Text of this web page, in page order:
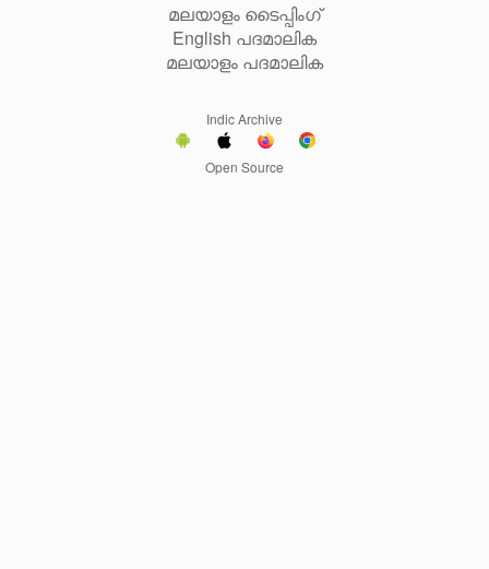
മലയാളം ടൈപ്പിംഗ്
English പദമാലിക
മലയാളം പദമാലിക
Indic Archive
Open Source